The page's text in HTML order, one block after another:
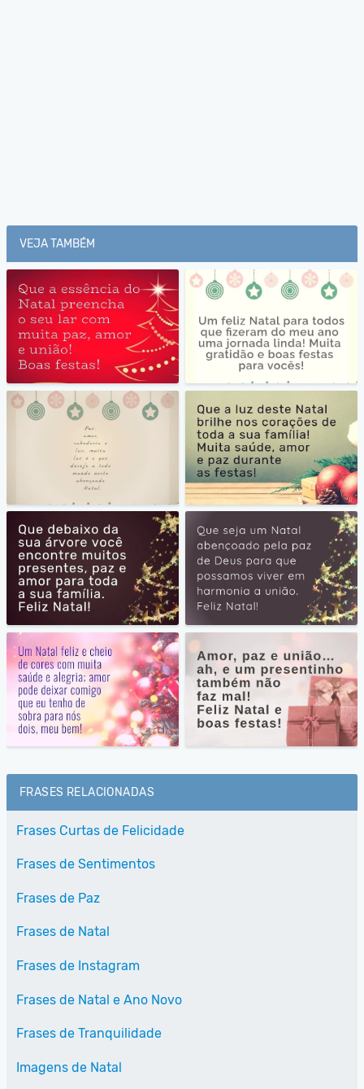
VEJA TAMBÉM
FRASES RELACIONADAS
Frases Curtas de Felicidade
Frases de Sentimentos
Frases de Paz
Frases de Natal
Frases de Instagram
Frases de Natal e Ano Novo
Frases de Tranquilidade
Imagens de Natal